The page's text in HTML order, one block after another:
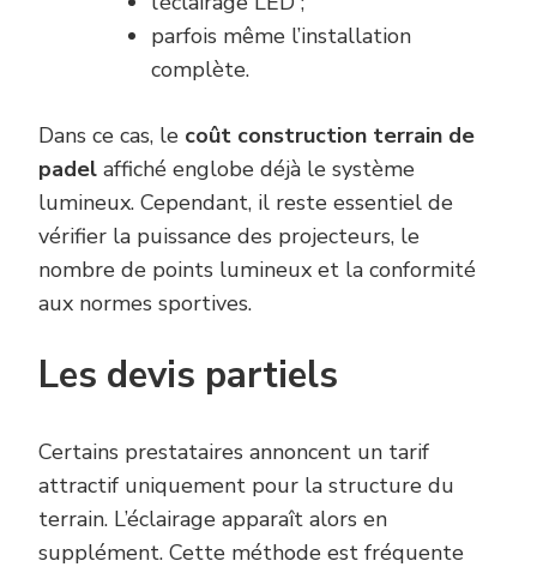
parfois même l’installation
complète.
Dans ce cas, le coût construction terrain de
padel affiché englobe déjà le système
lumineux. Cependant, il reste essentiel de
vérifier la puissance des projecteurs, le
nombre de points lumineux et la conformité
aux normes sportives.
Les devis partiels
Certains prestataires annoncent un tarif
attractif uniquement pour la structure du
terrain. L’éclairage apparaît alors en
supplément. Cette méthode est fréquente